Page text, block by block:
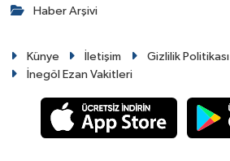
Haber Arşivi
Künye İletişim
Gizlilik Politikası
İnegöl Ezan Vakitleri